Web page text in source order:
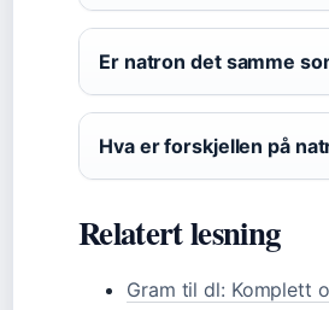
Er natron det samme
Hva er forskjellen på
Relatert lesning
Gram til dl: Komplett